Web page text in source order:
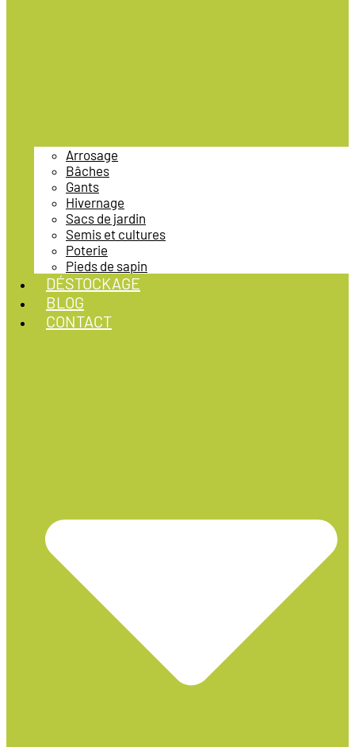
Arrosage
Bâches
Gants
Hivernage
Sacs de jardin
Semis et cultures
Poterie
Pieds de sapin
DÉSTOCKAGE
BLOG
CONTACT